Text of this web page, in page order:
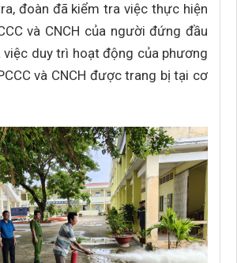
đoàn đã kiểm tra việc thực hiện
và CNCH của người đứng đầu
duy trì hoạt động của phương
và CNCH được trang bị tại cơ